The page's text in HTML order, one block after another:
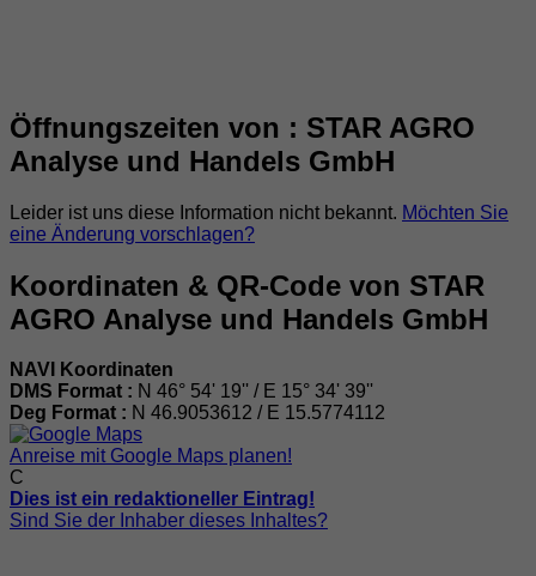
Öffnungszeiten von : STAR AGRO
Analyse und Handels GmbH
Leider ist uns diese Information nicht bekannt. Möchten Sie
eine Änderung vorschlagen?
Koordinaten & QR-Code von STAR
AGRO Analyse und Handels GmbH
NAVI Koordinaten
DMS Format : N 46° 54' 19'' / E 15° 34' 39''
Deg Format : N 46.9053612 / E 15.5774112
Anreise mit Google Maps planen!
C
Dies ist ein redaktioneller Eintrag!
Sind Sie der Inhaber dieses Inhaltes?